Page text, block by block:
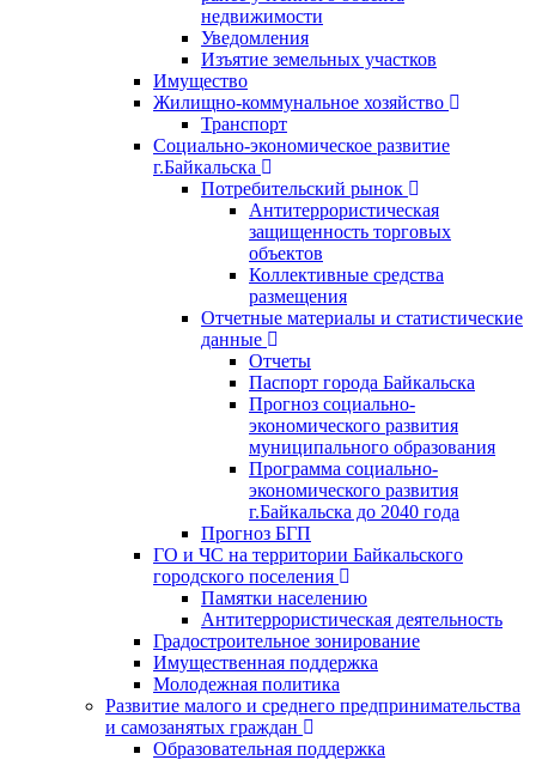
недвижимости
Уведомления
Изъятие земельных участков
Имущество
Жилищно-коммунальное хозяйство
Транспорт
Социально-экономическое развитие
г.Байкальска
Потребительский рынок
Антитеррористическая
защищенность торговых
объектов
Коллективные средства
размещения
Отчетные материалы и статистические
данные
Отчеты
Паспорт города Байкальска
Прогноз социально-
экономического развития
муниципального образования
Программа социально-
экономического развития
г.Байкальска до 2040 года
Прогноз БГП
ГО и ЧС на территории Байкальского
городского поселения
Памятки населению
Антитеррористическая деятельность
Градостроительное зонирование
Имущественная поддержка
Молодежная политика
Развитие малого и среднего предпринимательства
и самозанятых граждан
Образовательная поддержка